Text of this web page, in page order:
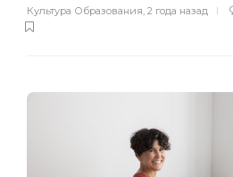
Культура Образования, 2 года назад